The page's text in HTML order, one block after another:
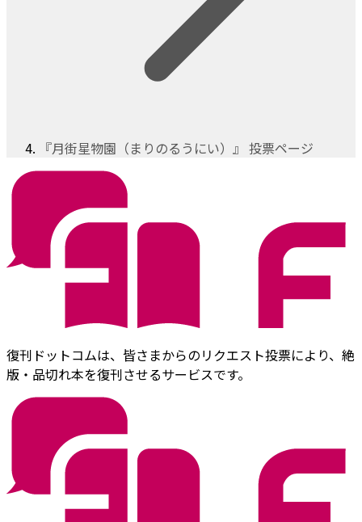
『月街星物園（まりのるうにい）』 投票ページ
復刊ドットコムは、皆さまからのリクエスト投票により、絶
版・品切れ本を復刊させるサービスです。